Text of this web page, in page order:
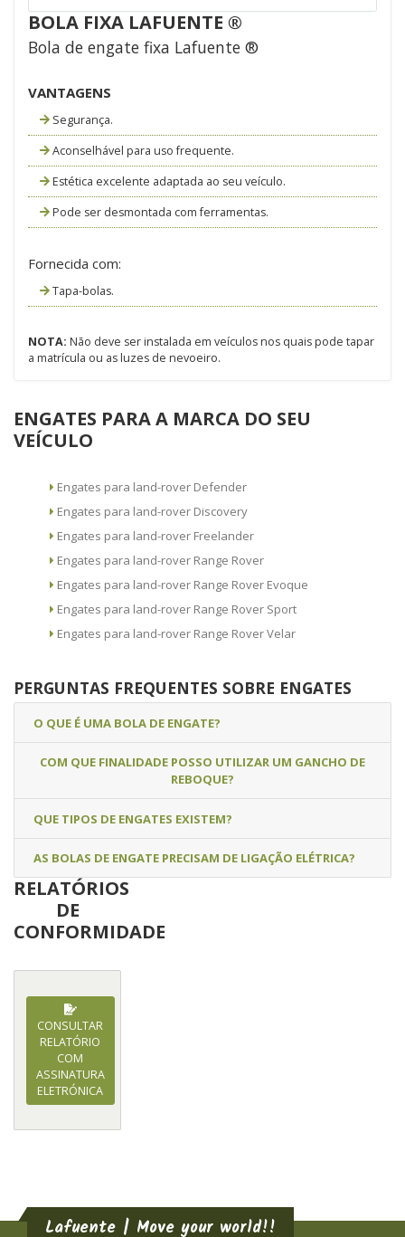
BOLA FIXA LAFUENTE ®
Bola de engate fixa Lafuente ®
VANTAGENS
Segurança.
Aconselhável para uso frequente.
Estética excelente adaptada ao seu veículo.
Pode ser desmontada com ferramentas.
Fornecida com:
Tapa-bolas.
NOTA: Não deve ser instalada em veículos nos quais pode tapar
a matrícula ou as luzes de nevoeiro.
ENGATES PARA A MARCA DO SEU
VEÍCULO
Engates para land-rover Defender
Engates para land-rover Discovery
Engates para land-rover Freelander
Engates para land-rover Range Rover
Engates para land-rover Range Rover Evoque
Engates para land-rover Range Rover Sport
Engates para land-rover Range Rover Velar
PERGUNTAS FREQUENTES SOBRE ENGATES
O QUE É UMA BOLA DE ENGATE?
COM QUE FINALIDADE POSSO UTILIZAR UM GANCHO DE
REBOQUE?
QUE TIPOS DE ENGATES EXISTEM?
AS BOLAS DE ENGATE PRECISAM DE LIGAÇÃO ELÉTRICA?
RELATÓRIOS
DE
CONFORMIDADE
CONSULTAR
RELATÓRIO
COM
ASSINATURA
ELETRÓNICA
Lafuente | Move your world!!